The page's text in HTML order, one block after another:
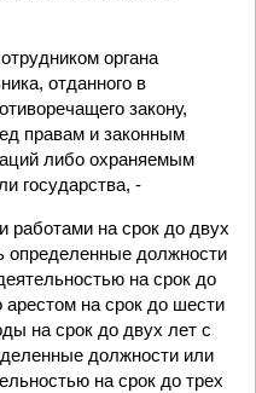
органа
отданного в
закону,
правам и законным
либо охраняемым
государства, -
работами на срок до двух
определенные должности
на срок до
арестом на срок до шести
на срок до двух лет с
должности или
на срок до трех